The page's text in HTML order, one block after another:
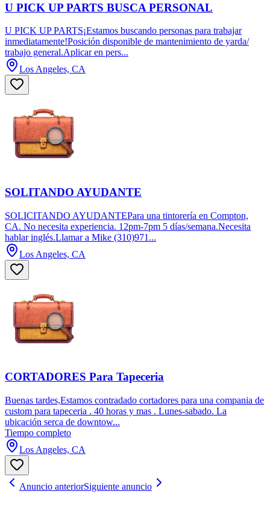
U PICK UP PARTS BUSCA PERSONAL
U PICK UP PARTS¡Estamos buscando personas para trabajar
inmediatamente!Posición disponible de mantenimiento de yarda/
trabajo general.Aplicar en pers...
Los Angeles, CA
SOLITANDO AYUDANTE
SOLICITANDO AYUDANTEPara una tintorería en Compton,
CA. No necesita experiencia. 12pm-7pm 5 días/semana.Necesita
hablar inglés.Llamar a Mike (310)971...
Los Angeles, CA
CORTADORES Para Tapeceria
Buenas tardes,Estamos contradado cortadores para una compania de
custom para tapeceria . 40 horas y mas . Lunes-sabado. La
ubicación serca de downtow...
Tiempo completo
Los Angeles, CA
Anuncio anteriorSiguiente anuncio